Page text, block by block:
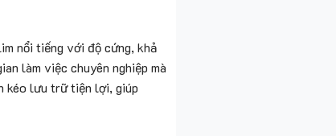
nổi tiếng với độ cứng, khả
làm việc chuyên nghiệp mà
kéo lưu trữ tiện lợi, giúp